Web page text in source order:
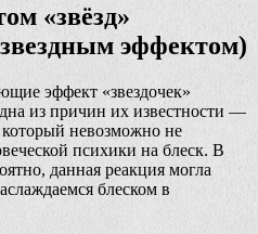
«звёзд»
эффектом)
эффект «звездочек»
из причин их известности —
невозможно не
психики на блеск. В
данная реакция могла
блеском в